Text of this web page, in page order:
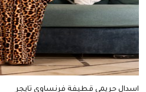
اسدال حريمي قطيفة فرنساوي تايجر